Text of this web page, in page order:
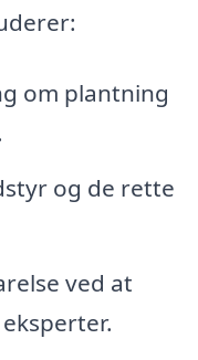
om plantning
og de rette
ved at